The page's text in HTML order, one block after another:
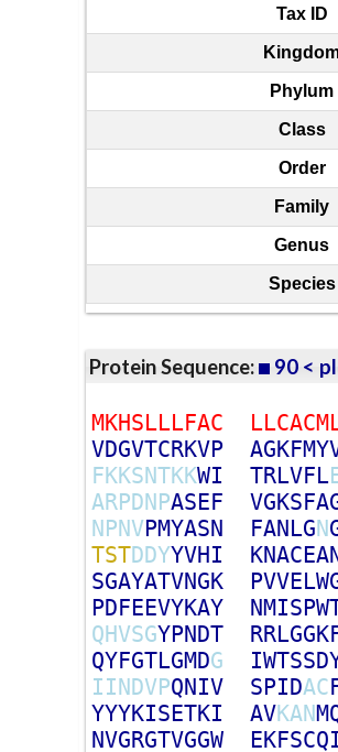
Tax ID
Phylum
Class
Order
Family
Genus
Species
Protein Sequence: 90 <
MKHSLLLFAC LLCACM
VDGVTCRKVP AGKFMY
FKKSNTKKWI TRLVFL
ARPDNPASEF VGKSFA
NPNVPMYASN FANLGN
TSTDDYYVHI KNACEA
SGAYATVNGK PVVELW
PDFEEVYKAY NMISPW
QHVSGYPNDT RRLGGK
QYFGTLGMDG IWTSSD
IINDVPQNIV SPIDAC
YYYKISETKI AVKANM
NVGRGTVGGW EKFSCQ